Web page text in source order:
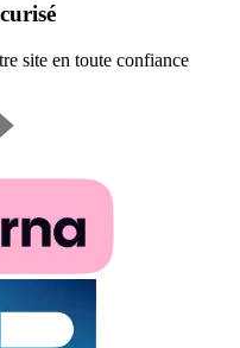
site en toute confiance